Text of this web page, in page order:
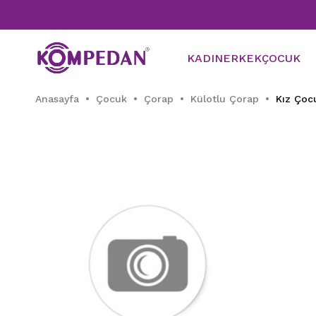
KADINERKEKÇOCUK
Anasayfa Çocuk Çorap Külotlu Çorap Kız